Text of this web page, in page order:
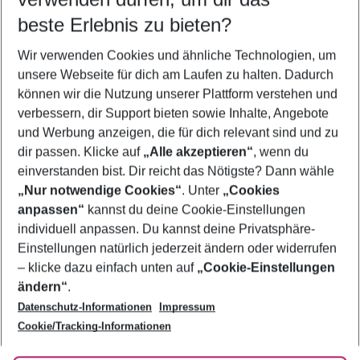
5-8 Nächte
2 Erwachsene Keine Kinder
Mehr Filter anzeigen
Footer
Footer navigation
Über uns
AGB
Bestpreisgarantie
Cookie-Einstellungen ändern
Cookie-Richtlinie
Agenturbetreuung
Barrierefreies Reisen
Folge uns
beste Erlebnis zu bieten?
Wir verwenden Cookies und ähnliche Technologien, um
unsere Webseite für dich am Laufen zu halten. Dadurch
können wir die Nutzung unserer Plattform verstehen und
verbessern, dir Support bieten sowie Inhalte, Angebote
und Werbung anzeigen, die für dich relevant sind und zu
dir passen. Klicke auf „Alle akzeptieren“, wenn du
einverstanden bist. Dir reicht das Nötigste? Dann wähle
„Nur notwendige Cookies“. Unter „Cookies
anpassen“ kannst du deine Cookie-Einstellungen
individuell anpassen. Du kannst deine Privatsphäre-
Einstellungen natürlich jederzeit ändern oder widerrufen
– klicke dazu einfach unten auf „Cookie-Einstellungen
ändern“.
Datenschutz-Informationen
Impressum
Cookie/Tracking-Informationen